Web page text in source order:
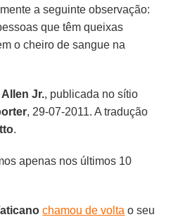
a seguinte observação:
que têm queixas
o cheiro de sangue na
Jr., publicada no sítio
, 29-07-2011. A tradução
.
apenas nos últimos 10
chamou de volta o seu